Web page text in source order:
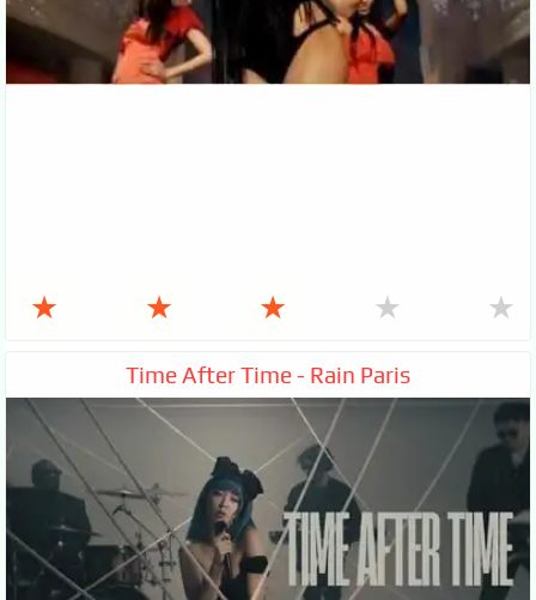
★ ★ ★ ★ ★
Time After Time - Rain Paris